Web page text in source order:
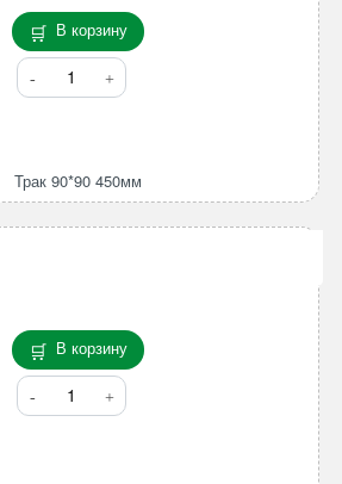
В корзину
Количество
товара
Трак 90*90 450мм
В корзину
Количество
товара